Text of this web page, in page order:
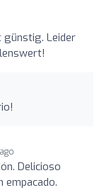
günstig. Leider
Delicioso
empacado.